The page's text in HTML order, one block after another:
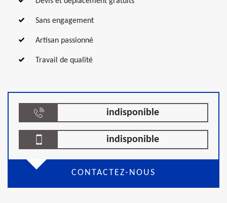
Sans engagement
Artisan passionné
Travail de qualité
indisponible
indisponible
CONTACTEZ-NOUS